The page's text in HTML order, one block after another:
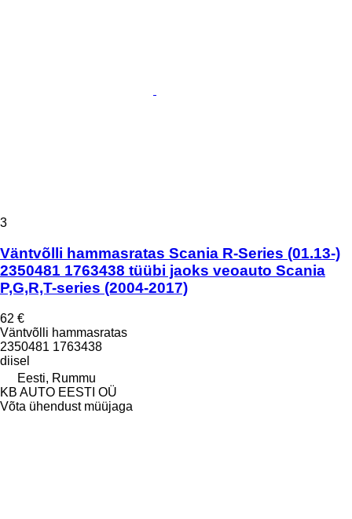
3
Väntvõlli hammasratas Scania R-Series (01.13-)
2350481 1763438 tüübi jaoks veoauto Scania
P,G,R,T-series (2004-2017)
62 €
Väntvõlli hammasratas
2350481 1763438
diisel
Eesti, Rummu
KB AUTO EESTI OÜ
Võta ühendust müüjaga